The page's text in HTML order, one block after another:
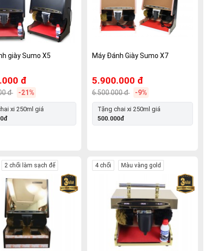
giày Sumo X5
đ
đ -21%
xi 250ml giá
Máy Đánh Giày Sumo X7
5.900.000 đ
6.500.000 đ -9%
Tặng chai xi 250ml giá
500.000đ
2 chổi làm sạch đế 4 chổi Màu vàng gold